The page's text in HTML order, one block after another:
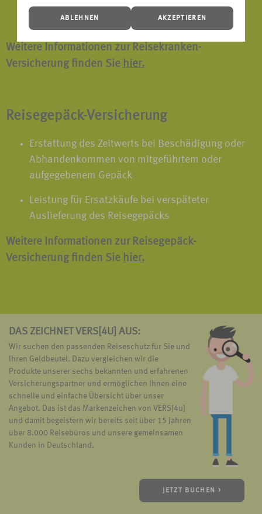
ABLEHNEN AKZEPTIEREN
Rooming-In bei stationärer Behandlung von
Kindern unter 18 Jahren
Weitere Informationen zur Reisekranken-
Versicherung finden Sie hier.
Reisegepäck-Versicherung
Erstattung des Zeitwerts bei Beschädigung oder
Abhandenkommen von mitgeführtem oder
aufgegebenem Gepäck
Leistung für Ersatzkäufe bei verspäteter
Auslieferung des Reisegepäcks
Weitere Informationen zur Reisegepäck-
Versicherung finden Sie hier.
DAS ZEICHNET VERS[4U] AUS:
Wir suchen den passenden Reiseschutz für Sie und
Ihren Geldbeutel. Dazu vergleichen wir die
Produkte unserer sechs bekannten und erfahrenen
Versicherungspartner und ermöglichen Ihnen eine
schnelle und einfache Übersicht über unser
Angebot. Das ist das Markenzeichen von VERS[4u]
und damit begeistern wir bereits seit über 15 Jahren
über 8.000 Reisebüros und unsere gemeinsamen
Kunden in Deutschland.
JETZT BUCHEN >